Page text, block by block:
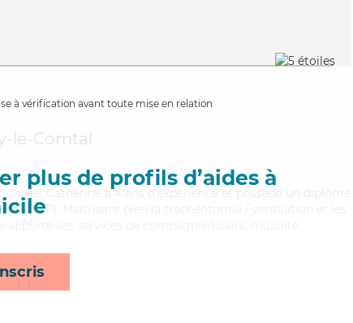
à vérification avant toute mise en relation
plus de profils d’aides à
le-Comtal
Catherine a 4 ans d'expérience et possède un diplôme
(ADVF). Maitrisant bien la trachéotomie / ventilation et les